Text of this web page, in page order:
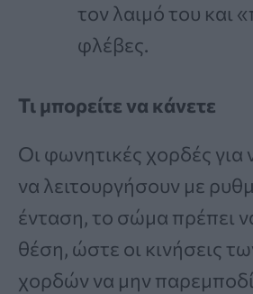
τον λαιμό του και
φλέβες.
Τι μπορείτε να κάνετε
Οι φωνητικές χορδές
να λειτουργήσουν με
ένταση, το σώμα πρέπει
θέση, ώστε οι κινήσεις
χορδών να μην